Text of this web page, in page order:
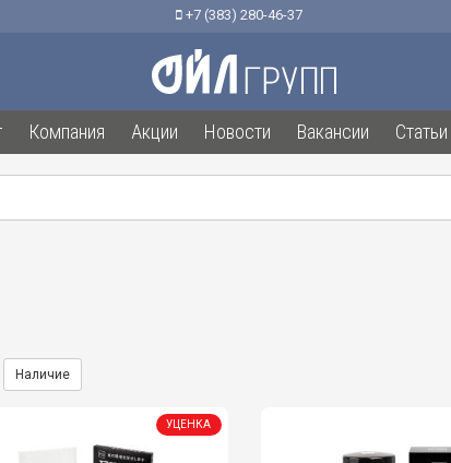
+7 (383) 280-46-37
Компания Акции Новости Вакансии Статьи
Наличие
УЦЕНКА